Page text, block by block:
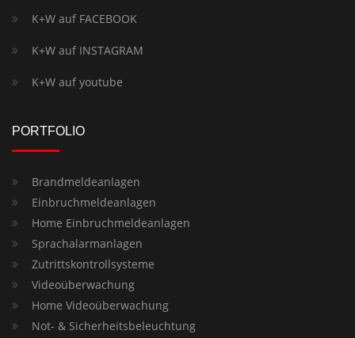
K+W auf FACEBOOK
K+W auf INSTAGRAM
K+W auf youtube
PORTFOLIO
Brandmeldeanlagen
Einbruchmeldeanlagen
Home Einbruchmeldeanlagen
Sprachalarmanlagen
Zutrittskontrollsysteme
Videoüberwachung
Home Videoüberwachung
Not- & Sicherheitsbeleuchtung